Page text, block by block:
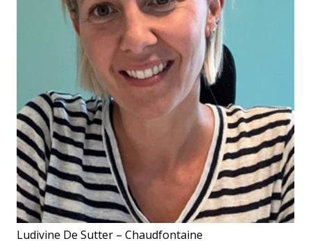
Ludivine De Sutter – Chaudfontaine